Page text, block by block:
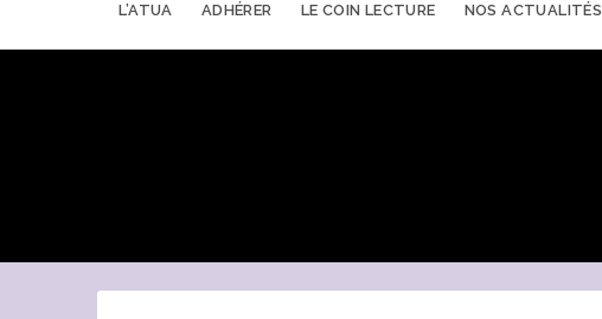
L’ATUA ADHÉRER LE COIN LECTURE NOS ACTUALITÉS